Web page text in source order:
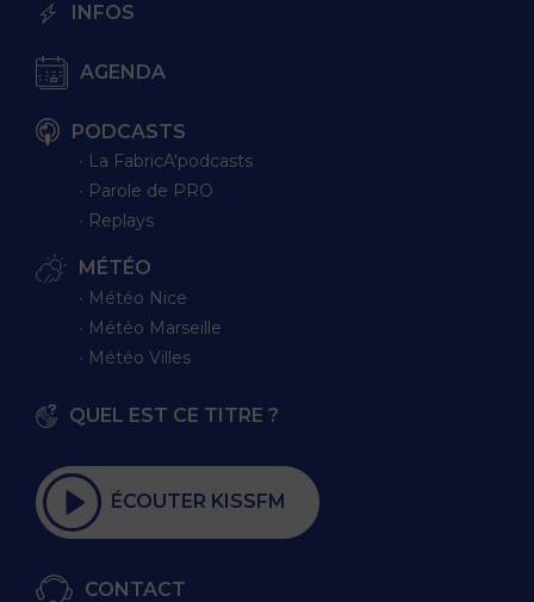
INFOS
AGENDA
PODCASTS
∙ La FabricA'podcasts
∙ Parole de PRO
∙ Replays
MÉTÉO
∙ Météo Nice
∙ Météo Marseille
∙ Météo Villes
QUEL EST CE TITRE ?
ÉCOUTER KISSFM
CONTACT